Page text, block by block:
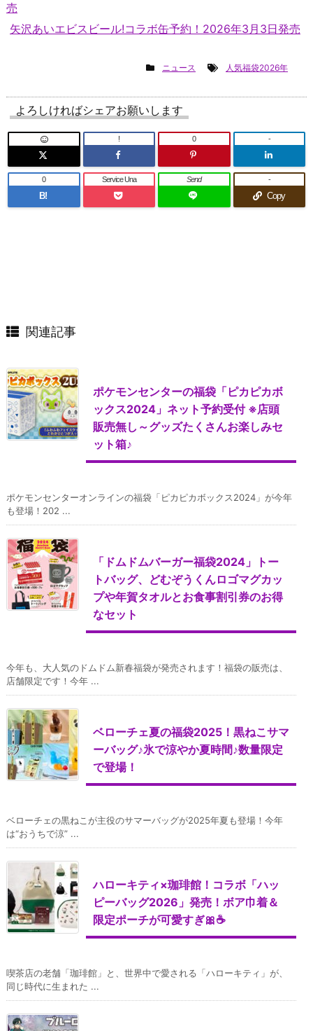
売
矢沢あいエビスビール!コラボ缶予約！2026年3月3日発売
ニュース 人気福袋2026年
よろしければシェアお願いします
! 0 -
B!
0 Service Una Send
Copy
-
関連記事
ポケモンセンターの福袋「ピカピカボ
ックス2024」ネット予約受付 ※店頭
販売無し～グッズたくさんお楽しみセ
ット箱♪
ポケモンセンターオンラインの福袋「ピカピカボックス2024」が今年
も登場！202 ...
「ドムドムバーガー福袋2024」トー
トバッグ、どむぞうくんロゴマグカッ
プや年賀タオルとお食事割引券のお得
なセット
今年も、大人気のドムドム新春福袋が発売されます！福袋の販売は、
店舗限定です！今年 ...
ベローチェ夏の福袋2025！黒ねこサマ
ーバッグ♪氷で涼やか夏時間♪数量限定
で登場！
ベローチェの黒ねこが主役のサマーバッグが2025年夏も登場！今年
は“おうちで涼” ...
ハローキティ×珈琲館！コラボ「ハッ
ピーバッグ2026」発売！ボア巾着＆
限定ポーチが可愛すぎ🎀☕
喫茶店の老舗「珈琲館」と、世界中で愛される「ハローキティ」が、
同じ時代に生まれた ...